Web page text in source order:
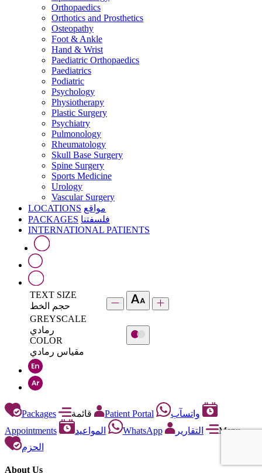
Orthopaedics
Orthotics and Prosthetics
Osteopathy
Foot & Ankle
Hand & Wrist
Paediatric Orthopaedics
Paediatrics
Podiatric
Psychology
Physiotherapy
Plastic Surgery
Psychiatry
Pulmonology
Rheumatology
Skull Base Surgery
Spine Surgery
Sports Medicine
Urology
Vascular Surgery
LOCATIONS مواقع
PACKAGES فلسفتنا
INTERNATIONAL PATIENTS
TEXT SIZE
حجم الخط
GREYSCALE
رمادي
COLOR
مقياس رمادي
Packages Patient Portal
واتسآب
Appointments
المواعيد WhatsApp التقارير
Menu
الحزم
About Us